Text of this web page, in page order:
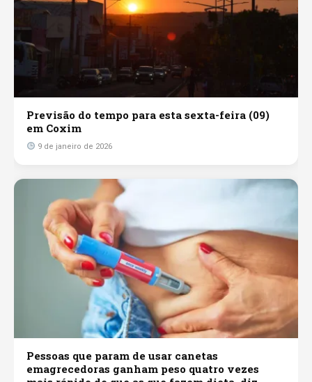
Previsão do tempo para esta sexta-feira (09)
em Coxim
9 de janeiro de 2026
Pessoas que param de usar canetas
emagrecedoras ganham peso quatro vezes